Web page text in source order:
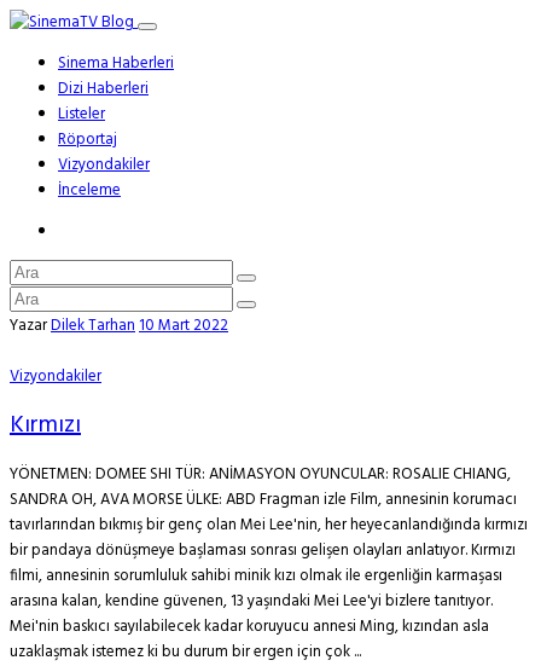
Sinema Haberleri
Dizi Haberleri
Listeler
Röportaj
Vizyondakiler
İnceleme
YazarDilek Tarhan10 Mart 2022
Vizyondakiler
Kırmızı
YÖNETMEN: DOMEE SHI TÜR: ANİMASYON OYUNCULAR: ROSALIE CHIANG,
SANDRA OH, AVA MORSE ÜLKE: ABD Fragman izle Film, annesinin korumacı
tavırlarından bıkmış bir genç olan Mei Lee'nin, her heyecanlandığında kırmızı
bir pandaya dönüşmeye başlaması sonrası gelişen olayları anlatıyor. Kırmızı
filmi, annesinin sorumluluk sahibi minik kızı olmak ile ergenliğin karmaşası
arasına kalan, kendine güvenen, 13 yaşındaki Mei Lee'yi bizlere tanıtıyor.
Mei'nin baskıcı sayılabilecek kadar koruyucu annesi Ming, kızından asla
uzaklaşmak istemez ki bu durum bir ergen için çok ...